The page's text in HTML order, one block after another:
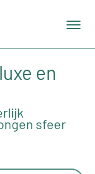
en
sfeer